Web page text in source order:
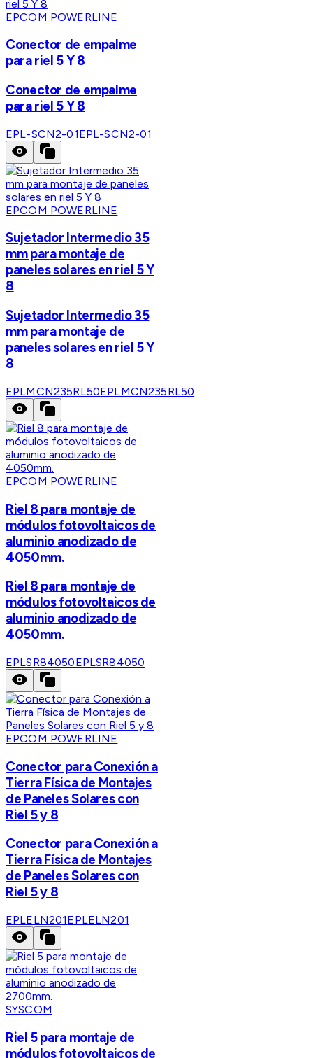
EPCOM POWERLINE
Conector de empalme
para riel 5 Y 8
Conector de empalme
para riel 5 Y 8
EPL-SCN2-01EPL-SCN2-01
EPCOM POWERLINE
Sujetador Intermedio 35
mm para montaje de
paneles solares en riel 5 Y
8
Sujetador Intermedio 35
mm para montaje de
paneles solares en riel 5 Y
8
EPLMCN235RL50EPLMCN235RL50
EPCOM POWERLINE
Riel 8 para montaje de
módulos fotovoltaicos de
aluminio anodizado de
4050mm.
Riel 8 para montaje de
módulos fotovoltaicos de
aluminio anodizado de
4050mm.
EPLSR84050EPLSR84050
EPCOM POWERLINE
Conector para Conexión a
Tierra Física de Montajes
de Paneles Solares con
Riel 5 y 8
Conector para Conexión a
Tierra Física de Montajes
de Paneles Solares con
Riel 5 y 8
EPLELN201EPLELN201
SYSCOM
Riel 5 para montaje de
módulos fotovoltaicos de